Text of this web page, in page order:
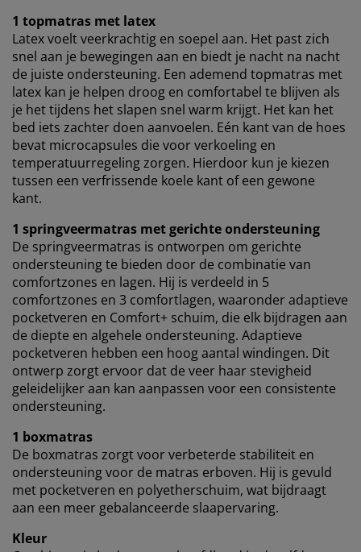
1 topmatras met latex
Latex voelt veerkrachtig en soepel aan. Het past zich
snel aan je bewegingen aan en biedt je nacht na nacht
de juiste ondersteuning. Een ademend topmatras met
latex kan je helpen droog en comfortabel te blijven als
je het tijdens het slapen snel warm krijgt. Het kan het
bed iets zachter doen aanvoelen. Eén kant van de hoes
bevat microcapsules die voor verkoeling en
temperatuurregeling zorgen. Hierdoor kun je kiezen
tussen een verfrissende koele kant of een gewone
kant.
1 springveermatras met gerichte ondersteuning
De springveermatras is ontworpen om gerichte
ondersteuning te bieden door de combinatie van
comfortzones en lagen. Hij is verdeeld in 5
comfortzones en 3 comfortlagen, waaronder adaptieve
pocketveren en Comfort+ schuim, die elk bijdragen aan
de diepte en algehele ondersteuning. Adaptieve
pocketveren hebben een hoog aantal windingen. Dit
ontwerp zorgt ervoor dat de veer haar stevigheid
geleidelijker aan kan aanpassen voor een consistente
ondersteuning.
1 boxmatras
De boxmatras zorgt voor verbeterde stabiliteit en
ondersteuning voor de matras erboven. Hij is gevuld
met pocketveren en polyetherschuim, wat bijdraagt
aan een meer gebalanceerde slaapervaring.
Kleur